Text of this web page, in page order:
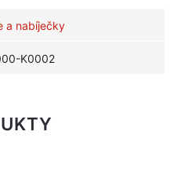
a nabíječky
K0002